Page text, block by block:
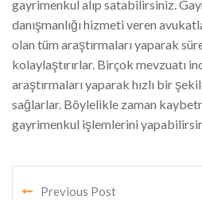
gayrimenkul alıp satabilirsiniz.
danışmanlığı hizmeti veren
olan tüm araştırmaları yaparak
kolaylaştırırlar. Birçok mevzuatı
araştırmaları yaparak hızlı bir
sağlarlar. Böylelikle zaman
gayrimenkul işlemlerini
Previous Post